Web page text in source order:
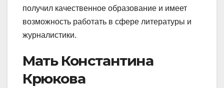
получил качественное образование и имеет
возможность работать в сфере литературы и
журналистики.
Мать Константина
Крюкова